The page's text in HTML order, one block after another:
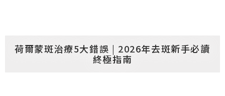
荷爾蒙斑治療5大錯誤 | 2026年去斑新手必讀
終極指南